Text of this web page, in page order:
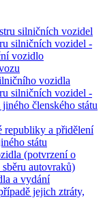
silničních vozidel
silničních vozidel -
vozidlo
vozidla
silničních vozidel -
členského státu
republiky a přidělení
státu
(potvrzení o
autovraků)
a vydání
jejich ztráty,